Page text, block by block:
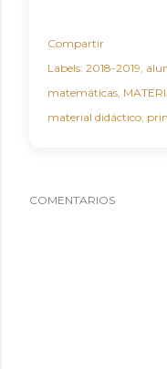
Compartir
Labels: 2018-2019
matemáticas
material didáctico
COMENTARIOS